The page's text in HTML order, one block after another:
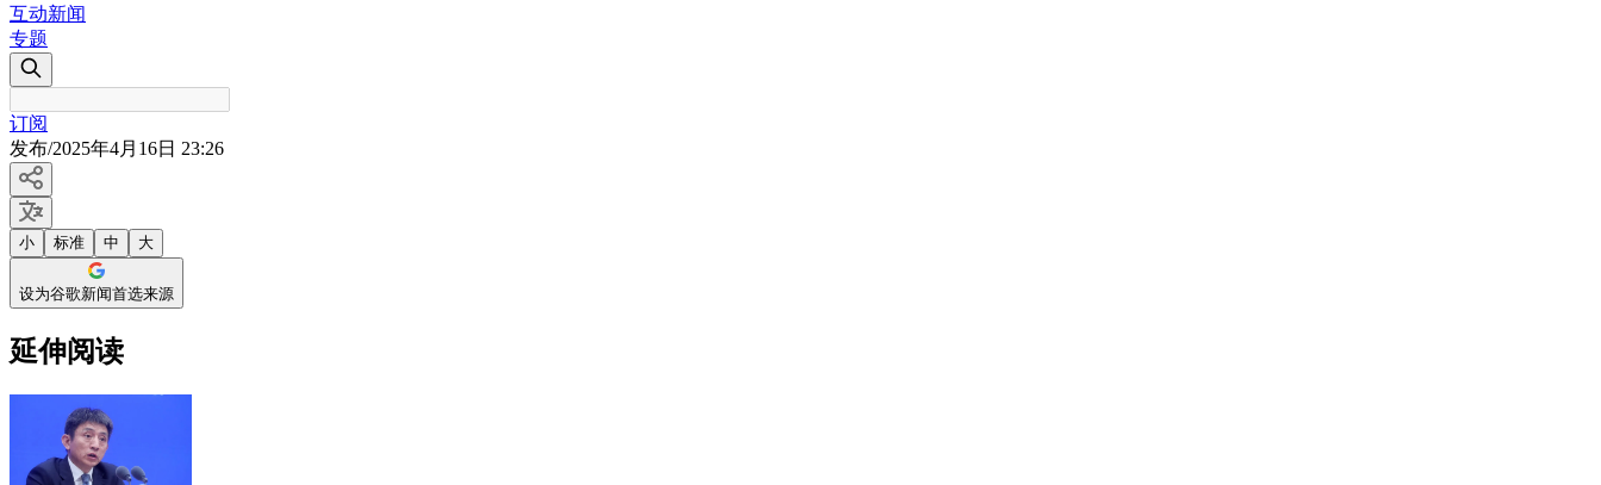
互动新闻
专题
订阅
发布/2025年4月16日 23:26
小 标准 中 大
设为谷歌新闻首选来源
延伸阅读